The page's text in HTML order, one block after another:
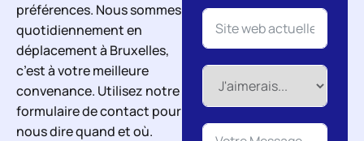
préférences. Nous sommes
quotidiennement en
déplacement à Bruxelles,
c’est à votre meilleure
convenance. Utilisez notre
formulaire de contact pour
nous dire quand et où.